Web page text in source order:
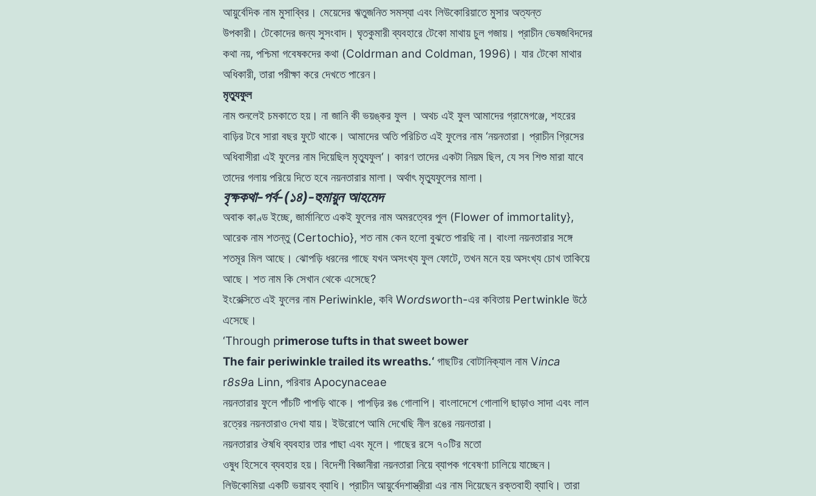
আয়ুর্বেদিক নাম মুসাব্বির। মেয়েদের ঋতুজনিত সমস্যা এবং লিউকোরিয়াতে মুসার অত্যন্ত
উপকারী। টেকোদের জন্যসুসংবাদ। ঘৃতকুমারীব্যবহারে টেকো মাথায়চুল গজায়। প্রাচীনভেষজবিদদের
কথা নয়, পশ্চিমা গবেষকদের কথা (Coldrman and Coldman, 1996) । যার টেকো মাথার
অধিকারী,তারা পরীক্ষা করে দেখতে পারেন।
মৃত্যুফুল
নাম শুনলেই চমকাতে হয়। না জানি কী ভয়ঙ্কর ফুল । অথচ এই ফুল আমাদের গ্রামেগঞ্জে, শহরের
বাড়ির টবে সারা বছর ফুটে থাকে। আমাদের অতি পরিচিত এই ফুলের নাম ‘নয়নতারা । প্রাচীন গ্রিসের
অধিবাসীরা এই ফুলের নাম দিয়েছিল মৃত্যুফুল‘ । কারণ তাদের একটা নিয়ম ছিল, যেসব শিশুমারা যাবে
তাদের গলায়পরিয়েদিতেহবে নয়নতারার মালা। অর্থাৎ মৃত্যুফুলের মালা।
বৃক্ষকথা-পর্ব-(১৪)-হুমায়ুন আহমেদ
অবাক কাণ্ড ইচ্ছে, জার্মানিতে একই ফুলের নাম অমরত্বের পুল (Flower of immortality},
আরেক নাম শতন্তু (Certochio}, শত নাম কেন হলো বুঝতে পারছি না। বাংলা নয়নতারার সঙ্গে
শতমূর মিল আছে। ঝােপড়ি ধরনের গাছে যখন অসংখ্য ফুল ফোটে, তখন মনে হয় অসংখ্য চোখ তাকিয়ে
আছে। শত নাম কি সেখান থেকে এসেছে?
ইংরেক্সিতে এই ফুলের নাম Periwinkle, কবি Wordsworth-এর কবিতায় Pertwinkle উঠে
এসেছে ।
‘Through primerose tufts in that sweet bower
The fair periwinkle trailed itswreaths.‘ গাছটির বােটানিক্যাল নাম Vinca
r8s9a Linn, পরিবার Apocynaceae
নয়নতারার ফুলে পাঁচটি পাপড়ি থাকে । পাপড়ির রঙ গোলাপি। বাংলাদেশে গােলাগি ছাড়াও সাদা এবং লাল
রত্রের নয়নতারাও দেখা যায়।ইউরােপেআমি দেখেছি নীল রঙের নয়নতারা।
নয়নতারার ঔষধিব্যবহারতার পাছা এবং মূলে । গাছের রসে ৭০টির মতাে
ওষুধ হিসেবে ব্যবহার হয়। বিদেশী বিজ্ঞানীরা নয়নতারা নিয়েব্যাপক গবেষণা চালিয়ে যাচ্ছেন।
লিউকোমিয়া একটি ভয়াবহব্যাধি। প্রাচীনআয়ুর্বেদশাস্ত্রীরা এর নাম দিয়েছেনরক্তবাহী ব্যাধি।তারা